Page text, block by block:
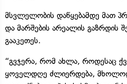
მსვლელობის დაწყებამდე მათ
და მარშების არეალის გაზრდის
გააკეთეს.
“გვჯერა, რომ ახლა, როდესაც
ყოველდღე ძლიერდება,